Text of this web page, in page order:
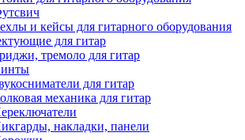
и кейсы для гитарного оборудования
для гитар
тремоло для гитар
для гитар
механика для гитар
накладки, панели